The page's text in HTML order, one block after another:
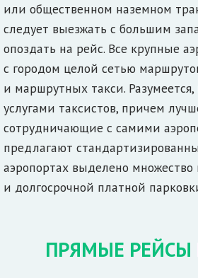
или общественном наземном
следует выезжать с большим
опоздать на рейс. Все крупные
с городом целой сетью
и маршрутных такси.
услугами таксистов, причем
сотрудничающие с самими
предлагают
аэропортах выделено
и долгосрочной платной
ПРЯМЫЕ